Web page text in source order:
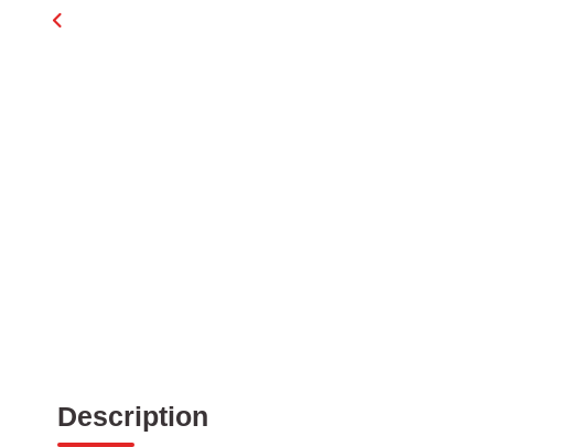
Description